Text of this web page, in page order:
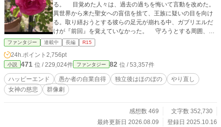
る。 目覚めた人々は、過去の過ちを悔いて言動を改めた。
異世界から来た聖女への盲信を捨て、王族に疑いの目を向け
る。取り繕おうとする彼らの足元が崩れる中、ガブリエルだ
けが『前回』を覚えていなかった。 守ろうとする周囲、取
り込もうと画策する王家。ロイスナー公爵家は独立を選び、
記憶を持たない娘の幸せを模索する。 ハッピーエンド確定
（ロイスナー公爵家側） 【同時掲載】小説家になろう、アル
ファポリス、カクヨム、エブリスタ 2025/12/29……小柄にな
ろう、[四半期]ヒューマンドラマ〔文芸〕 1位 2025/10/1
7……小説家になろう、日間ハイファンタジー連載 3位 202
5/10/17……エブリスタ、トレンド＃ファンタジー 1位 202
ファンタジー 連載中 長編 R15
24h.ポイント 2,756pt
小説 471 位 / 229,024件 ファンタジー 82 位 / 53,357件
ハッピーエンド 愚か者の自業自得 独立後はほのぼの
やり直し
女神の慈悲
群像劇
感想数 469
文字数 352,730
最終更新日 2026.08.09
登録日 2025.10.16